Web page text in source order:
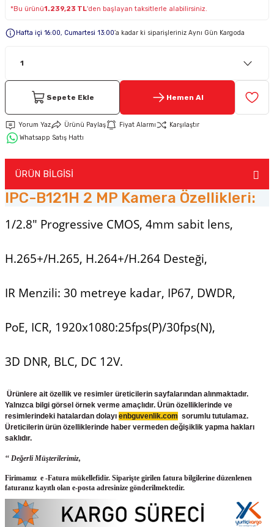
Keypad-Tuş Takımı Ürünler
*Bu ürünü1.239,23 TL'den başlayan taksitlerle alabilirsiniz.
Hafta içi 16:00, Cumartesi 13:00’a kadar ki siparişleriniz Aynı Gün Kargoda
Sepete Ekle Hemen Al
Yorum Yaz Ürünü Paylaş Fiyat Alarmı
Karşılaştır
Whatsapp Satış Hattı
ÜRÜN BİLGİSİ
IPC-B121H 2 MP Kamera Özellikleri:
1/2.8" Progressive CMOS, 4mm sabit lens,
H.265+/H.265, H.264+/H.264 Desteği,
IR Menzili: 30 metreye kadar, IP67, DWDR,
PoE, ICR, 1920x1080:25fps(P)/30fps(N),
3D DNR, BLC, DC 12V.
Ürünlere ait özellik ve resimler üreticilerin sayfalarından alınmaktadır.
Yalnızca bilgi görsel örnek verme amaçlıdır. Ürün özelliklerinde ve
resimlerindeki hatalardan dolayı enbguvenlik.com sorumlu tutulamaz.
Üreticilerin ürün özelliklerinde haber vermeden değişiklik yapma hakları
saklıdır.
‘‘ Değerli Müşterilerimiz,
Firimamız e -Fatura mükellefidir. Siparişte girilen fatura bilgilerine düzenlenen
faturanız kayıtlı olan e-posta adresinize gönderilmektedir.